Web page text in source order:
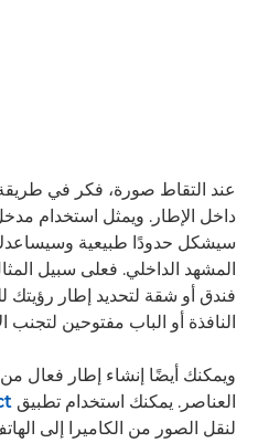
عند التقاط صورة، فكر في
داخل الإطار. ويمثل استخدام مدخل
سيشكل حدودًا طبيعية
المشهد الداخلي. فعلى سبيل
فندق أو شقة لتحديد إطار رؤيتك
النافذة أو الباب مفتوحين
ويمكنك أيضًا إنشاء إطار فعال
العناصر. يمكنك استخدام تطبيق
لنقل الصور من الكاميرا إلى